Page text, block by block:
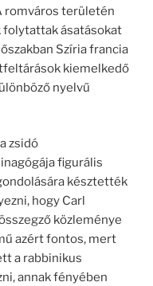
romváros területén
folytattak ásatásokat
Szíria francia
kiemelkedő
nyelvű
zsidó
figurális
késztették
hogy Carl
közleménye
azért fontos, mert
a rabbinikus
annak fényében